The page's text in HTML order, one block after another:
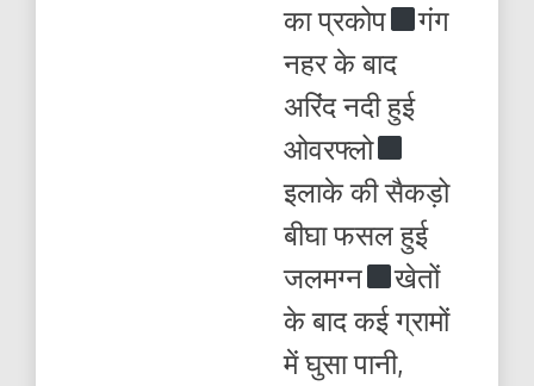
का प्रकोप
गंग
नहर के बाद
अरिंद नदी हुई
ओवरफ्लो
इलाके की सैकड़ो
बीघा फसल हुई
जलमग्न
खेतों
के बाद कई ग्रामों
में घुसा पानी,